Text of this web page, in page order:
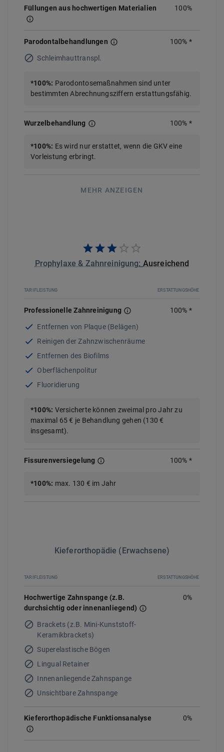
Füllungen aus hochwertigen Materialien 100%
Parodontalbehandlungen
Schleimhauttranspl.
100% *
*100%: Parodontosemaßnahmen sind unter
bestimmten Abrechnungsziffern erstattungsfähig.
Wurzelbehandlung 100% *
*100%: Es wird nur erstattet, wenn die GKV eine
Vorleistung erbringt.
MEHR ANZEIGEN
Prophylaxe & Zahnreinigung: Ausreichend
TARIFLEISTUNG ERSTATTUNGSHÖHE
Professionelle Zahnreinigung
Entfernen von Plaque (Belägen)
Reinigen der Zahnzwischenräume
Entfernen des Biofilms
Oberflächenpolitur
Fluoridierung
100% *
*100%: Versicherte können zweimal pro Jahr zu
maximal 65 € je Behandlung gehen (130 €
insgesamt).
Fissurenversiegelung 100% *
*100%: max. 130 € im Jahr
Kieferorthopädie (Erwachsene)
TARIFLEISTUNG ERSTATTUNGSHÖHE
Hochwertige Zahnspange (z.B.
durchsichtig oder innenanliegend)
Brackets (z.B. Mini-Kunststoff-
Keramikbrackets)
Superelastische Bögen
Lingual Retainer
Innenanliegende Zahnspange
Unsichtbare Zahnspange
0%
Kieferorthopädische Funktionsanalyse 0%